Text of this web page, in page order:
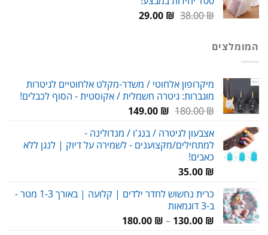
90.00 ₪.
38.00₪
המחיר29.00 ₪
המחיר
המומלצים
מיקרופון אלחוטי / משדר-מקלט אלחוטיים לגיטרות
מוגברות: גיטרה חשמלית / אקוסטית - הסוף לכבלים!
180.00₪
המחיר
היה:
180.00 ₪.
149.00 ₪
המחיר
הוא:
149.00 ₪.
אצבעון לגיטרה / בנג'ו / מנדולינה -
למתחילים/מקצוענים - לשמירה על דיוק | לנגן ללא
כאבים!
35.00 ₪
כרית נחשוש לחדר ילדים | קלועה | באורך 1-3 מטר -
ב-3 דוגמאות
130.00 ₪
–
180.00 ₪